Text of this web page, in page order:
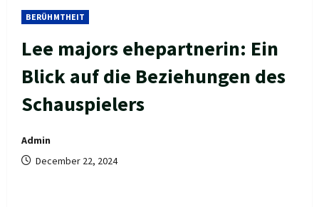
BERÜHMTHEIT
Lee majors ehepartnerin: Ein
Blick auf die Beziehungen des
Schauspielers
Admin
December 22, 2024